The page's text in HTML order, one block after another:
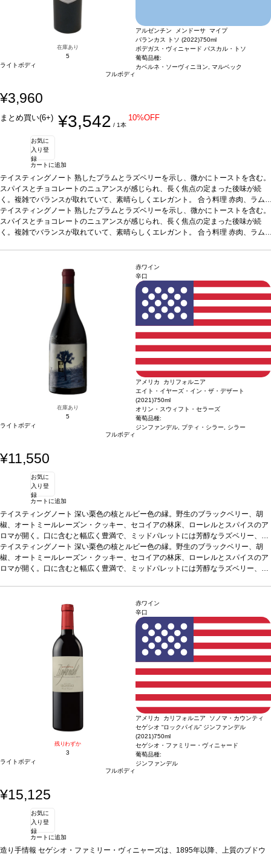
在庫あり
5
ライトボディ
フルボディ
アルゼンチン メンドーサ マイプ
バランカス トソ (2022)750ml
ボデガス・ヴィニャード パスカル・トソ
葡萄品種:
カベルネ・ソーヴィニヨン, マルベック
¥3,960
まとめ買い(6+) ¥3,542 / 1本
10%OFF
お気に
入り登
録
カートに追加
テイスティングノート 熟したプラムとラズベリーを示し、微かにトーストを含む。
スパイスとチョコレートのニュアンスが感じられ、長く焦点の定まった後味が続
く。複雑でバランスが取れていて、素晴らしくエレガント。 合う料理 赤肉、ラム
肉料理、パスタ、上質な熟成チーズなどと好相性。葡萄品種50% マルベック、5
0% カベルネ・ソーヴィニヨン*本ヴィンテージが在庫切れの場合、在庫があり価
格が同様の場合は自動的に次のヴィンテージに変更されますのでご了承ください。
テイスティングノート 熟したプラムとラズベリーを示し、微かにトーストを含む。
スパイスとチョコレートのニュアンスが感じられ、長く焦点の定まった後味が続
く。複雑でバランスが取れていて、素晴らしくエレガント。 合う料理 赤肉、ラム
格が同様の場合は自動的に次のヴィンテージに変更されますのでご了承ください。
在庫あり
5
ライトボディ
フルボディ
赤ワイン
辛口
アメリカ カリフォルニア
エイト・イヤーズ・イン・ザ・デザート
(2021)750ml
オリン・スウィフト・セラーズ
葡萄品種:
ジンファンデル, プティ・シラー, シラー
¥11,550
お気に
入り登
録
カートに追加
テイスティングノート 深い栗色の核とルビー色の縁。野生のブラックベリー、胡
椒、オートミールレーズン・クッキー、セコイアの林床、ローレルとスパイスのア
ロマが開く。口に含むと幅広く豊満で、ミッドパレットには芳醇なラズベリー、ブ
ラックチェリー、熟したブルーベリーとほのかなカカオを感じる。長い余韻の見事
な後味は、熟したタンニンと甘いオークのニュアンスを伴う。合う料理赤肉、ポ
ーク・リブ、中華などと好相性。葡萄品種ジンファンデル、プティ・シラー、シ
テイスティングノート 深い栗色の核とルビー色の縁。野生のブラックベリー、胡
椒、オートミールレーズン・クッキー、セコイアの林床、ローレルとスパイスのア
ロマが開く。口に含むと幅広く豊満で、ミッドパレットには芳醇なラズベリー、ブ
葡萄品種ジンファンデル、プティ・シラー、シ
*本ヴィンテージが在庫切れの場合、在庫があり価格が同様の場合は自動的に
次のヴィンテージに変更されます、ご了承ください。
残りわずか
3
ライトボディ
フルボディ
赤ワイン
辛口
アメリカ カリフォルニア ソノマ・カウンティ
セゲシオ “ロックパイル” ジンファンデル
(2021)750ml
セゲシオ・ファミリー・ヴィニャード
葡萄品種:
ジンファンデル
¥15,125
お気に
入り登
録
カートに追加
造り手情報 セゲシオ・ファミリー・ヴィニャーズは、1895年以降、上質のブドウ